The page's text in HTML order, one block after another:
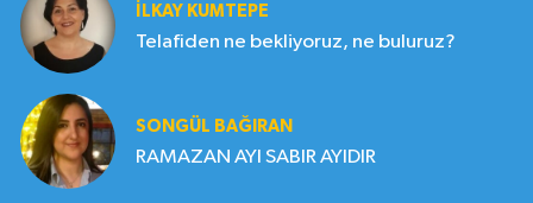
İLKAY KUMTEPE
Telafiden ne bekliyoruz, ne buluruz?
SONGÜL BAĞIRAN
RAMAZAN AYI SABIR AYIDIR